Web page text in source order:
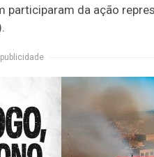
participaram da ação